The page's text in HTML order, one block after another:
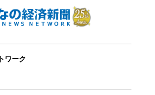
ワーク